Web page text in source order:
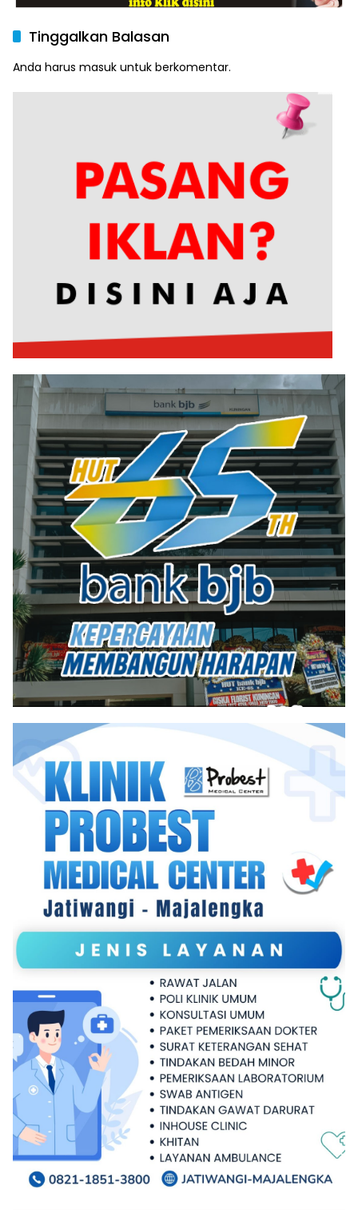
Tinggalkan Balasan
Anda harus masuk untuk berkomentar.